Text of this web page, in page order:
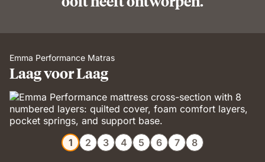
Emma Performance Matras
Laag voor Laag
1 2 3 4 5 6 7 8